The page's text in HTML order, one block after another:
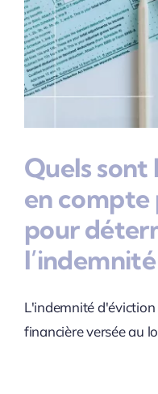
Quels sont
en compte
pour
L'indemnité
financière versée au